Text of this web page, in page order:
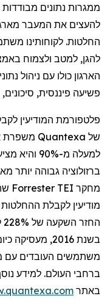
ממגרות נתונים
להעצים את המעבר
החלטות. לקוחותינו
להגן, למטב ולצמוח
הארגון כולו עם ניהול
פשיעה פיננסית,
פלטפורמת המודיעין
של Quantexa משפרת
ברזולוציה גבוהה יותר
מחקר Forrester TEI
מודיעין לקבלת
החזר השקעה של 228% לשלוש שנים.
בשנת 2016, מעסיקה כיום יותר מ-
משתמשים העובדים עם
ברחבי העולם. למידע
באתר